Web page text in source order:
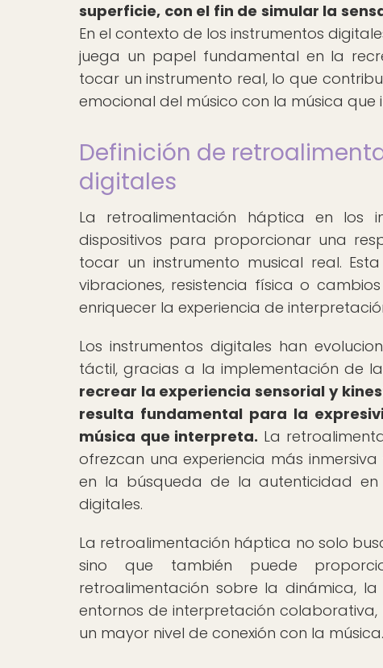
superficie, con el fin de simular la
En el contexto de los instrumentos
juega un papel fundamental en la
tocar un instrumento real, lo que
emocional del músico con la música que
Definición de
digitales
La retroalimentación háptica en los
dispositivos para proporcionar una
tocar un instrumento musical real.
vibraciones, resistencia física o
enriquecer la experiencia de
Los instrumentos digitales han
táctil, gracias a la implementación de
recrear la experiencia sensorial y
resulta fundamental para la
música que interpreta. La
ofrezcan una experiencia más
en la búsqueda de la autenticidad
digitales.
La retroalimentación háptica no solo
sino que también puede
retroalimentación sobre la dinámica,
entornos de interpretación
un mayor nivel de conexión con la música.